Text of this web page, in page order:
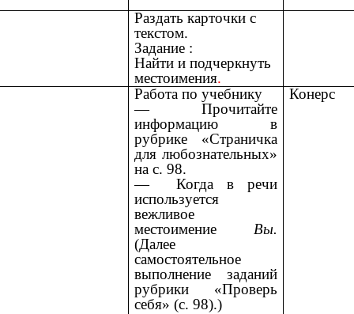
Раздать карточки с
текстом.
Задание :
Найти и подчеркнуть
местоимения.
Работа по учебнику
— Прочитайте
информацию в
рубрике «Страничка
для любознательных»
на с. 98.
— Когда в речи
используется
вежливое
местоимение Вы.
(Далее
самостоятельное
выполнение заданий
рубрики «Проверь
себя» (с. 98).)
Конерс